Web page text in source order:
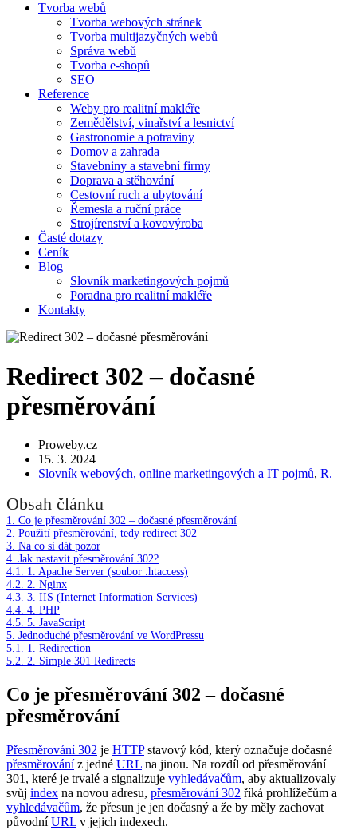
Tvorba webů
Tvorba webových stránek
Tvorba multijazyčných webů
Správa webů
Tvorba e-shopů
SEO
Reference
Weby pro realitní makléře
Zemědělství, vinařství a lesnictví
Gastronomie a potraviny
Domov a zahrada
Stavebniny a stavební firmy
Doprava a stěhování
Cestovní ruch a ubytování
Řemesla a ruční práce
Strojírenství a kovovýroba
Časté dotazy
Ceník
Blog
Slovník marketingových pojmů
Poradna pro realitní makléře
Kontakty
Redirect 302 – dočasné
přesměrování
Proweby.cz
15. 3. 2024
Slovník webových, online marketingových a IT pojmů, R.
Obsah článku
1. Co je přesměrování 302 – dočasné přesměrování
2. Použití přesměrování, tedy redirect 302
3. Na co si dát pozor
4. Jak nastavit přesměrování 302?
4.1. 1. Apache Server (soubor .htaccess)
4.2. 2. Nginx
4.3. 3. IIS (Internet Information Services)
4.4. 4. PHP
4.5. 5. JavaScript
5. Jednoduché přesměrování ve WordPressu
5.1. 1. Redirection
5.2. 2. Simple 301 Redirects
Co je přesměrování 302 – dočasné
přesměrování
Přesměrování 302 je HTTPstavový kód, který označuje dočasné
přesměrováníz jedné URL na jinou. Na rozdíl od přesměrování
301, které je trvalé a signalizuje vyhledávačům, aby aktualizovaly
svůj index na novou adresu, přesměrování 302 říká prohlížečům a
vyhledávačům, že přesun je jen dočasný a že by měly zachovat
původníURL v jejich indexech.